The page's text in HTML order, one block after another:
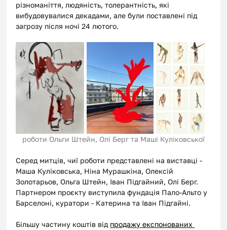
різноманіття, людяність, толерантність, які
вибудовувалися декадами, але були поставлені під
загрозу після ночі 24 лютого.
роботи Ольги Штейн, Олі Берг та Маші Куліковської
Серед митців, чиї роботи представлені на виставці -
Маша Куліковська, Ніна Мурашкіна, Олексій
Золотарьов, Ольга Штейн, Іван Підгайний, Олі Берг.
Партнером проєкту виступила фундація Пало-Альто у
Барселоні, куратори - Катерина та Іван Підгайні.
Більшу частину коштів від продажу експонованих